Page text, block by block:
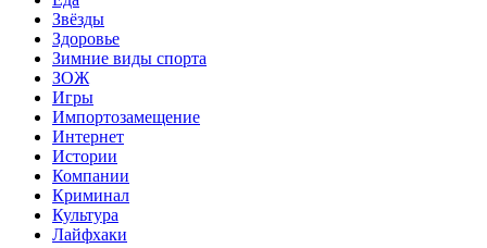
Звёзды
Здоровье
Зимние виды спорта
ЗОЖ
Игры
Импортозамещение
Интернет
Истории
Компании
Криминал
Культура
Лайфхаки